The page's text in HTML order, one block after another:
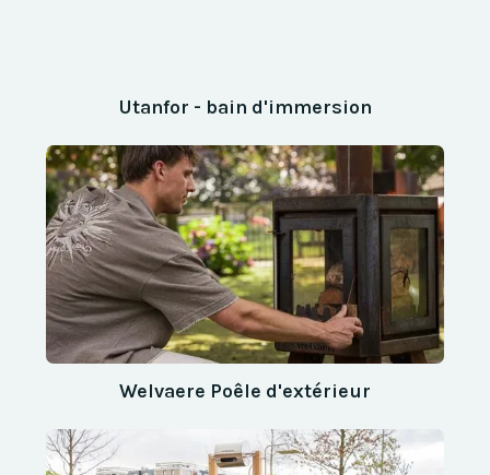
Utanfor - bain d'immersion
Welvaere Poêle d'extérieur